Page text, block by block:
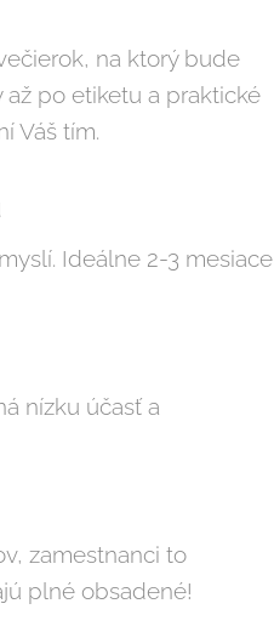
na ktorý bude
po etiketu a praktické
Váš tím.
Ideálne 2-3 mesiace
nízku účasť a
zamestnanci to
plné obsadené!